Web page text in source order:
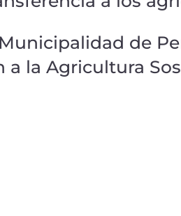
de
a la Agricultura